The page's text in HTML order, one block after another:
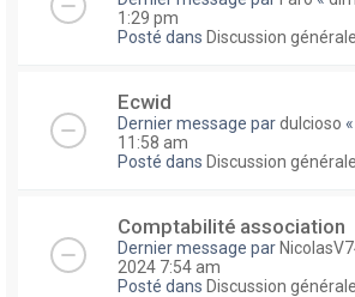
1:29 pm
Posté dans Discussion générale
Ecwid
Dernier message pardulcioso «
11:58 am
Posté dans Discussion générale
Comptabilité association
Dernier message par
2024 7:54 am
Posté dans Discussion générale